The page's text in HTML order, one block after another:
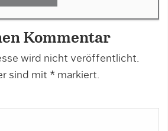
Kommentar
wird nicht veröffentlicht.
sind mit * markiert.